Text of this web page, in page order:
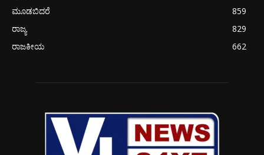
ಮೂಡಬಿದರೆ
859
ರಾಜ್ಯ
829
ರಾಜಕೀಯ
662